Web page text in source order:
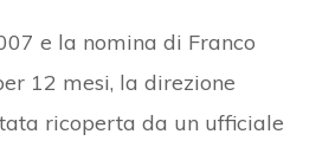
e la nomina di Franco
12 mesi, la direzione
ricoperta da un ufficiale